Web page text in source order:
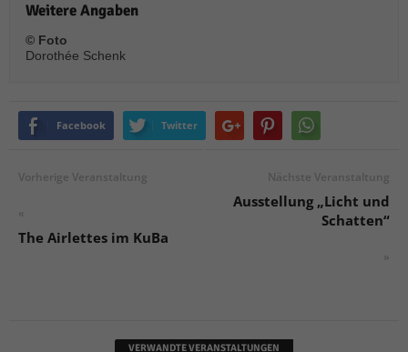
Weitere Angaben
© Foto
Dorothée Schenk
Facebook Twitter
Vorherige Veranstaltung
«
The Airlettes im KuBa
Nächste Veranstaltung
Ausstellung „Licht und
Schatten“
»
VERWANDTE VERANSTALTUNGEN